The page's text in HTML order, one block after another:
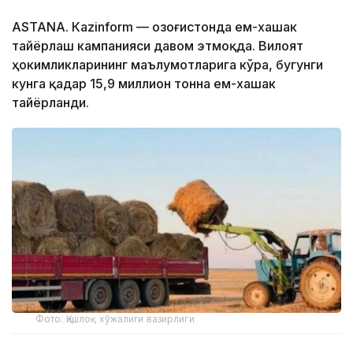
ASTANА. Кazinform — Қозоғистонда ем-хашак
тайёрлаш кампанияси давом этмоқда. Вилоят
ҳокимликларининг маълумотларига кўра, бугунги
кунга қадар 15,9 миллион тонна ем-хашак
тайёрланди.
Фото: Қишлоқ хўжалиги вазирлиги